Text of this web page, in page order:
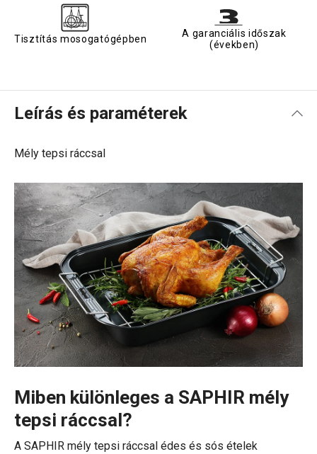
Tisztítás mosogatógépben
A garanciális időszak
(években)
Leírás és paraméterek
Mély tepsi ráccsal
Miben különleges a SAPHIR mély
tepsi ráccsal?
A SAPHIR mély tepsi ráccsal édes és sós ételek